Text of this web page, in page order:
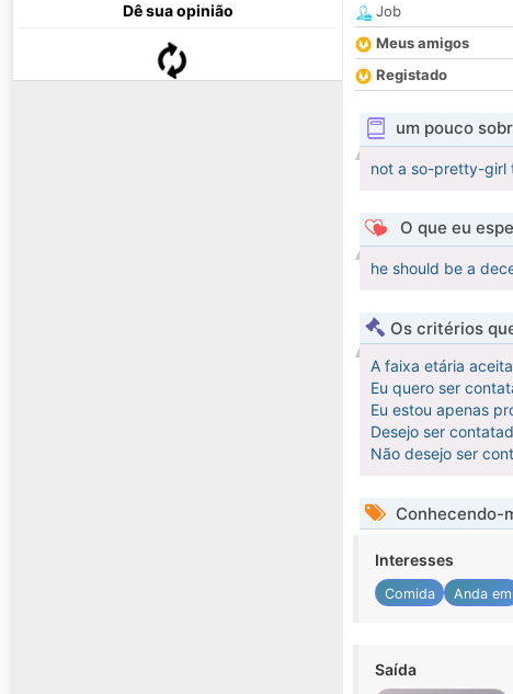
Dê sua opinião
Job
Meus amigos
Registado
um pouco
not a so-pretty-girl
O que eu
he should be a
Os critérios
A faixa etária
Eu quero ser
Eu estou apenas
Desejo ser
Não desejo ser
Conhecendo-
Interesses
Comida Anda em
Saída